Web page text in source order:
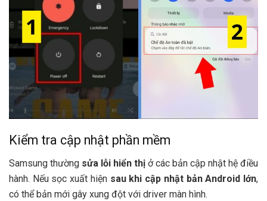
Kiểm tra cập nhật phần mềm
Samsung thường sửa lỗi hiển thị ở các bản cập nhật hệ điều
hành. Nếu sọc xuất hiện sau khi cập nhật bản Android lớn,
có thể bản mới gây xung đột với driver màn hình.